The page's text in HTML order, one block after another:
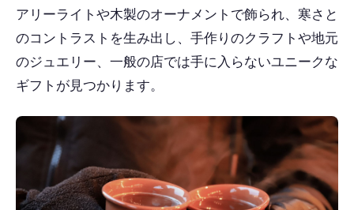
アリーライトや木製のオーナメントで飾られ、寒さと
のコントラストを生み出し、手作りのクラフトや地元
のジュエリー、一般の店では手に入らないユニークな
ギフトが見つかります。